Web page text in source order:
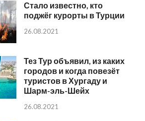
Стало известно, кто
поджёг курорты в Турции
26.08.2021
Тез Тур объявил, из каких
городов и когда повезёт
туристов в Хургаду и
Шарм-эль-Шейх
26.08.2021